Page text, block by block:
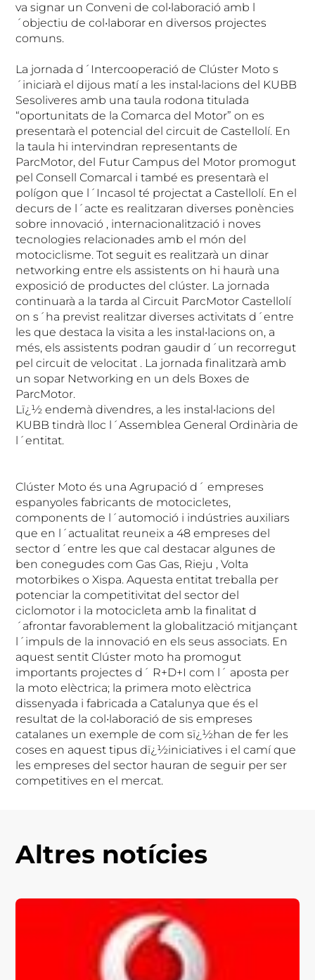
va signar un Conveni de col•laboració amb l
´objectiu de col•laborar en diversos projectes
comuns.
La jornada d´Intercooperació de Clúster Moto s
´iniciarà el dijous matí a les instal•lacions del KUBB
Sesoliveres amb una taula rodona titulada
“oportunitats de la Comarca del Motor” on es
presentarà el potencial del circuit de Castellolí. En
la taula hi intervindran representants de
ParcMotor, del Futur Campus del Motor promogut
pel Consell Comarcal i també es presentarà el
polígon que l´Incasol té projectat a Castellolí. En el
decurs de l´acte es realitzaran diverses ponències
sobre innovació , internacionalització i noves
tecnologies relacionades amb el món del
motociclisme. Tot seguit es realitzarà un dinar
networking entre els assistents on hi haurà una
exposició de productes del clúster. La jornada
continuarà a la tarda al Circuit ParcMotor Castellolí
on s´ha previst realitzar diverses activitats d´entre
les que destaca la visita a les instal•lacions on, a
més, els assistents podran gaudir d´un recorregut
pel circuit de velocitat . La jornada finalitzarà amb
un sopar Networking en un dels Boxes de
ParcMotor.
Lï¿½ endemà divendres, a les instal•lacions del
KUBB tindrà lloc l´Assemblea General Ordinària de
l´entitat.
Clúster Moto és una Agrupació d´ empreses
espanyoles fabricants de motocicletes,
components de l´automoció i indústries auxiliars
que en l´actualitat reuneix a 48 empreses del
sector d´entre les que cal destacar algunes de
ben conegudes com Gas Gas, Rieju , Volta
motorbikes o Xispa. Aquesta entitat treballa per
potenciar la competitivitat del sector del
ciclomotor i la motocicleta amb la finalitat d
´afrontar favorablement la globalització mitjançant
l´impuls de la innovació en els seus associats. En
aquest sentit Clúster moto ha promogut
importants projectes d´ R+D+I com l´ aposta per
la moto elèctrica; la primera moto elèctrica
dissenyada i fabricada a Catalunya que és el
resultat de la col•laboració de sis empreses
catalanes un exemple de com sï¿½han de fer les
coses en aquest tipus dï¿½iniciatives i el camí que
les empreses del sector hauran de seguir per ser
competitives en el mercat.
Altres notícies